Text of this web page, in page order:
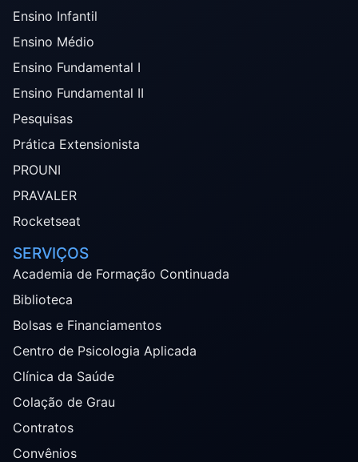
Ensino Infantil
Ensino Médio
Ensino Fundamental I
Ensino Fundamental II
Pesquisas
Prática Extensionista
PROUNI
PRAVALER
Rocketseat
SERVIÇOS
Academia de Formação Continuada
Biblioteca
Bolsas e Financiamentos
Centro de Psicologia Aplicada
Clínica da Saúde
Colação de Grau
Contratos
Convênios